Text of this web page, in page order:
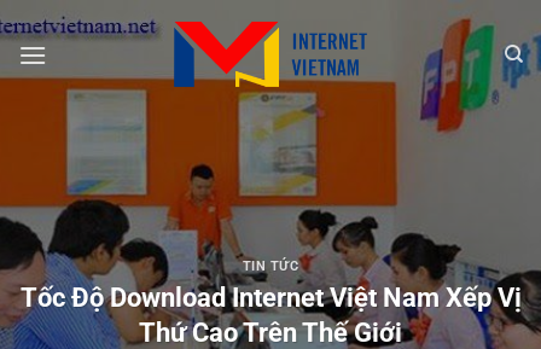
Chuyển
đến
nội
TIN TỨC
Tốc Độ Download Internet Việt Nam Xếp Vị
Thứ Cao Trên Thế Giới